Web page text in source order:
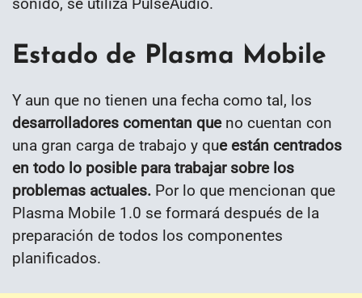
Estado de Plasma Mobile
Y aun que no tienen una fecha como tal, los
desarrolladores comentan queno cuentan con
una gran carga de trabajo y que están centrados
en todo lo posible para trabajar sobre los
problemas actuales. Por lo que mencionan que
Plasma Mobile 1.0 se formará después de la
preparación de todos los componentes
planificados.